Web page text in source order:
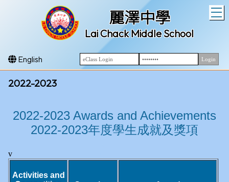
麗澤中學
Lai Chack Middle School
English
2022-2023